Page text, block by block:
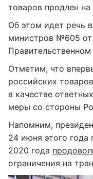
товаров продлен на
Об этом идет речь
министров №605
Правительственном
Отметим, что
российских
в качестве
меры со стороны
Напомним,
24 июня этого года
2020 года
ограничения на